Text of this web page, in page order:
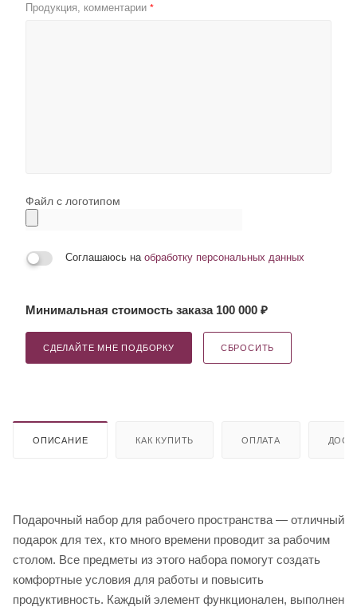
Продукция, комментарии *
Файл с логотипом
Соглашаюсь на обработку персональных данных
Минимальная стоимость заказа 100 000 ₽
СДЕЛАЙТЕ МНЕ ПОДБОРКУ СБРОСИТЬ
ОПИСАНИЕ КАК КУПИТЬ ОПЛАТА
Подарочный набор для рабочего пространства — отличный
подарок для тех, кто много времени проводит за рабочим
столом. Все предметы из этого набора помогут создать
комфортные условия для работы и повысить
продуктивность. Каждый элемент функционален, выполнен